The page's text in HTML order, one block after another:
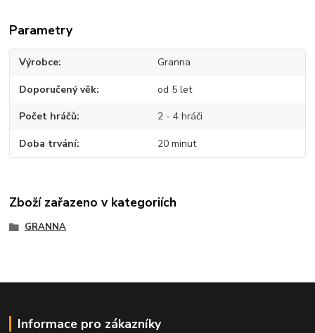
Parametry
Výrobce Granna
Doporučený věk od 5 let
Počet hráčů 2 - 4 hráči
Doba trvání 20 minut
Zboží zařazeno v kategoriích
GRANNA
Informace pro zákazníky